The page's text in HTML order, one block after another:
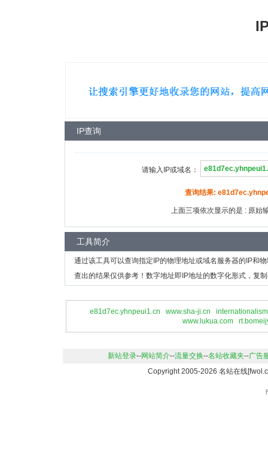
IP查询
请输入IP或域名：
查询结果:
上面三项依次显示的是 : 原始
工具简介
通过该工具可以查询指定IP的物理地址或域名服务器的IP和
查出的结果仅供参考！数字地址即IP地址的数字化形式，复
e81d7ec.yhnpeui1.cn www.sha-ji.cn
www.lukua.com
新站登录--网站简介--流量交换--名站收藏夹--广告
Copyright 2005-2026 名站在线